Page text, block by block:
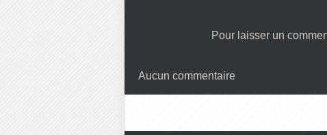
Pour laisser un
Aucun commentaire